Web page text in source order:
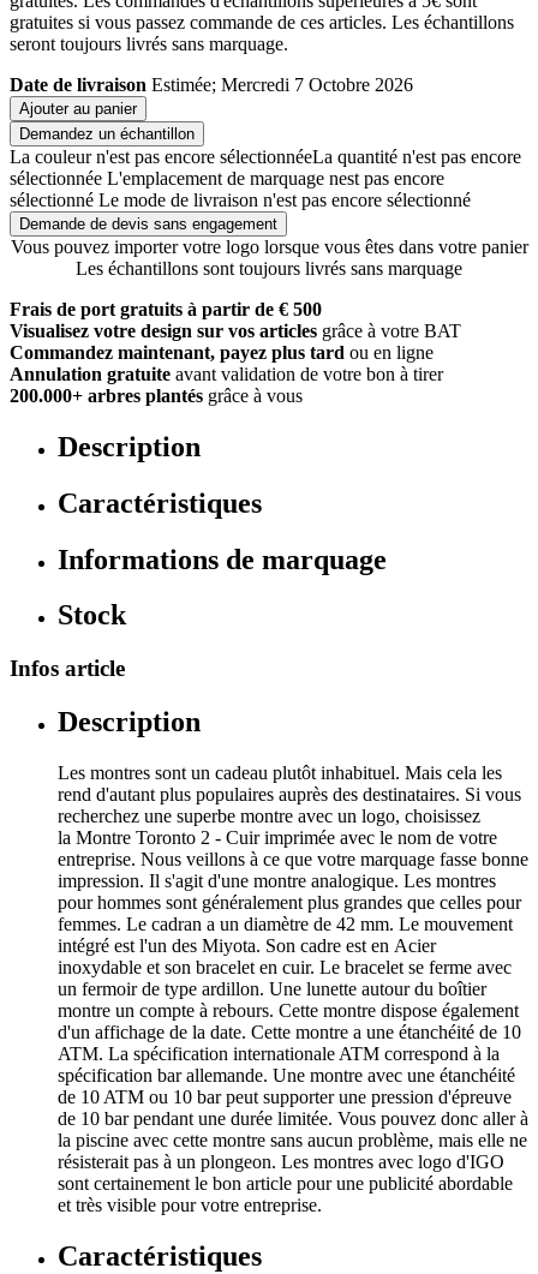
gratuites si vous passez commande de ces articles. Les échantillons
seront toujours livrés sans marquage.
Date de livraison Estimée; Mercredi 7 Octobre 2026
Ajouter au panier
Demandez un échantillon
La couleur n'est pas encore sélectionnéeLa quantité n'est pas encore
sélectionnée L'emplacement de marquage nest pas encore
sélectionné Le mode de livraison n'est pas encore sélectionné
Demande de devis sans engagement
Vous pouvez importer votre logo lorsque vous êtes dans votre panier
Les échantillons sont toujours livrés sans marquage
Frais de port gratuits à partir de € 500
Visualisez votre design sur vos articles grâce à votre BAT
Commandez maintenant, payez plus tard ou en ligne
Annulation gratuite avant validation de votre bon à tirer
200.000+ arbres plantés grâce à vous
Description
Caractéristiques
Informations de marquage
Stock
Infos article
Description
Les montres sont un cadeau plutôt inhabituel. Mais cela les
rend d'autant plus populaires auprès des destinataires. Si vous
recherchez une superbe montre avec un logo, choisissez
la Montre Toronto 2 - Cuir imprimée avec le nom de votre
entreprise. Nous veillons à ce que votre marquage fasse bonne
impression. Il s'agit d'une montre analogique. Les montres
pour hommes sont généralement plus grandes que celles pour
femmes. Le cadran a un diamètre de 42 mm. Le mouvement
intégré est l'un des Miyota. Son cadre est en Acier
inoxydable et son bracelet en cuir. Le bracelet se ferme avec
un fermoir de type ardillon. Une lunette autour du boîtier
montre un compte à rebours. Cette montre dispose également
d'un affichage de la date. Cette montre a une étanchéité de 10
ATM. La spécification internationale ATM correspond à la
spécification bar allemande. Une montre avec une étanchéité
de 10 ATM ou 10 bar peut supporter une pression d'épreuve
de 10 bar pendant une durée limitée. Vous pouvez donc aller à
la piscine avec cette montre sans aucun problème, mais elle ne
résisterait pas à un plongeon. Les montres avec logo d'IGO
sont certainement le bon article pour une publicité abordable
et très visible pour votre entreprise.
Caractéristiques